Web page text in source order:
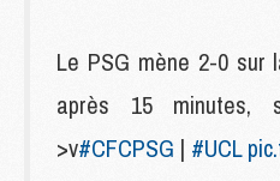
Le PSG mène 2-0 sur
après 15 minutes,
>v#CFCPSG | #UCL